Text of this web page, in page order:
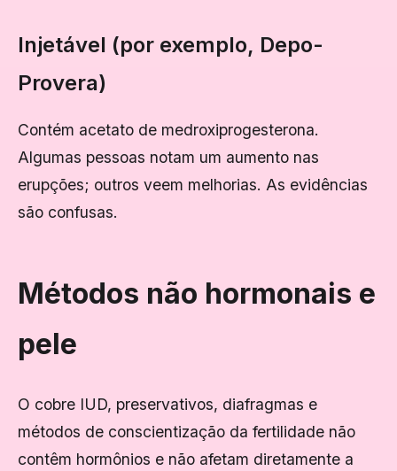
Injetável (por exemplo, Depo-
Provera)
Contém acetato de medroxiprogesterona.
Algumas pessoas notam um aumento nas
erupções; outros veem melhorias. As evidências
são confusas.
Métodos não hormonais e
pele
O cobre IUD, preservativos, diafragmas e
métodos de conscientização da fertilidade não
contêm hormônios e não afetam diretamente a